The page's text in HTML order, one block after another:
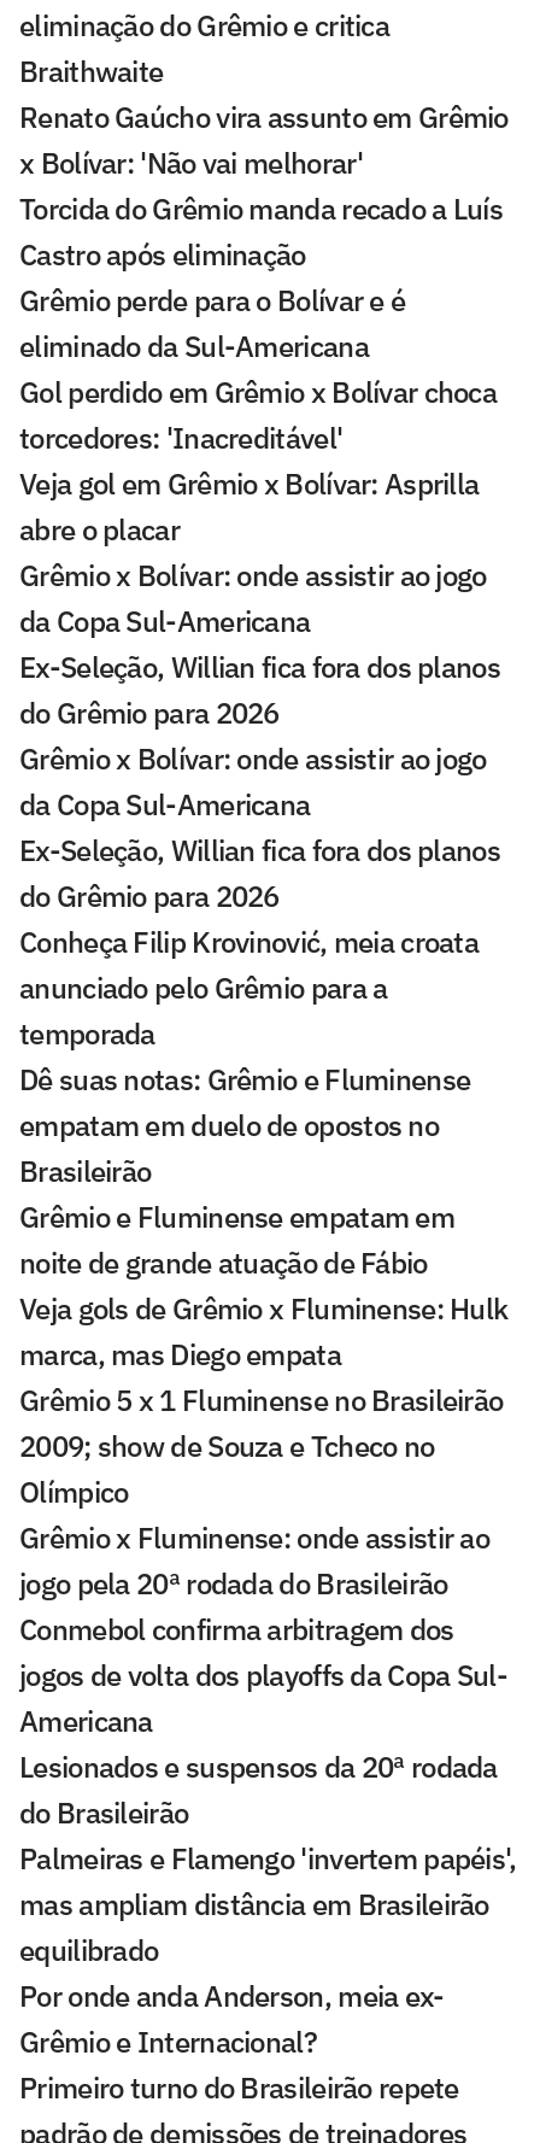
eliminação do Grêmio e critica
Braithwaite
Renato Gaúcho vira assunto em Grêmio
x Bolívar: 'Não vai melhorar'
Torcida do Grêmio manda recado a Luís
Castro após eliminação
Grêmio perde para o Bolívar e é
eliminado da Sul-Americana
Gol perdido em Grêmio x Bolívar choca
torcedores: 'Inacreditável'
Veja gol em Grêmio x Bolívar: Asprilla
abre o placar
Grêmio x Bolívar: onde assistir ao jogo
da Copa Sul-Americana
Ex-Seleção, Willian fica fora dos planos
do Grêmio para 2026
Grêmio x Bolívar: onde assistir ao jogo
da Copa Sul-Americana
Ex-Seleção, Willian fica fora dos planos
do Grêmio para 2026
Conheça Filip Krovinović, meia croata
anunciado pelo Grêmio para a
temporada
Dê suas notas: Grêmio e Fluminense
empatam em duelo de opostos no
Brasileirão
Grêmio e Fluminense empatam em
noite de grande atuação de Fábio
Veja gols de Grêmio x Fluminense: Hulk
marca, mas Diego empata
Grêmio 5 x 1 Fluminense no Brasileirão
2009; show de Souza e Tcheco no
Olímpico
Grêmio x Fluminense: onde assistir ao
jogo pela 20ª rodada do Brasileirão
Conmebol confirma arbitragem dos
jogos de volta dos playoffs da Copa Sul-
Americana
Lesionados e suspensos da 20ª rodada
do Brasileirão
Palmeiras e Flamengo 'invertem papéis',
mas ampliam distância em Brasileirão
equilibrado
Por onde anda Anderson, meia ex-
Grêmio e Internacional?
Primeiro turno do Brasileirão repete
padrão de demissões de treinadores